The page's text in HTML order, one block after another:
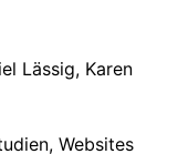
Lässig, Karen
Websites